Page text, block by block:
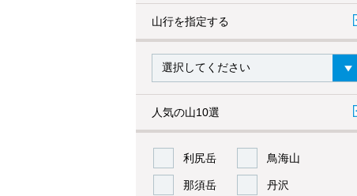
山行を指定する
人気の山10選
利尻岳 鳥海山
那須岳 丹沢